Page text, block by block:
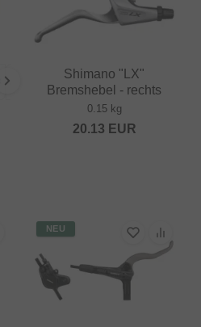
Shimano "LX"
Bremshebel - rechts
0.15 kg
20.13 EUR
NEU